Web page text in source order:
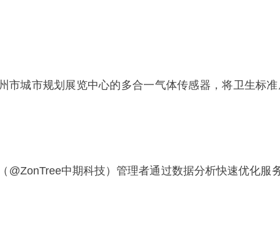
城市规划展览中心的多合一气体传感器，将卫生标
中期科技）管理者通过数据分析快速优化服